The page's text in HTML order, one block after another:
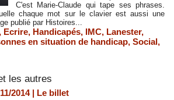
C'est Marie-Claude qui tape ses phrases.
chaque mot sur le clavier est aussi une
publié par Histoires...
, Ecrire, Handicapés, IMC, Lanester,
en situation de handicap, Social,
les autres
2014| Le billet